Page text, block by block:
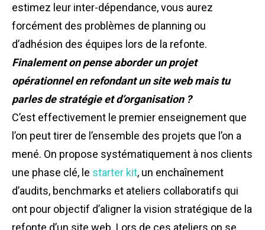
estimez leur inter-dépendance, vous aurez
forcément des problèmes de planning ou
d’adhésion des équipes lors de la refonte.
Finalement on pense aborder un projet
opérationnel en refondant un site web mais tu
parles de stratégie et d’organisation ?
C’est effectivement le premier enseignement que
l’on peut tirer de l’ensemble des projets que l’on a
mené. On propose systématiquement à nos clients
une phase clé, le starter kit, un enchaînement
d’audits, benchmarks et ateliers collaboratifs qui
ont pour objectif d’aligner la vision stratégique de la
refonte d’un site web. Lors de ces ateliers on se